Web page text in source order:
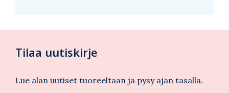
Tilaa uutiskirje
Lue alan uutiset tuoreeltaan ja pysy ajan tasalla.